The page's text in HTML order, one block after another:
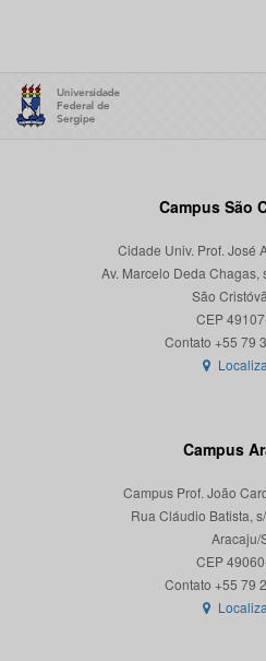
Campus São
Cidade Univ. Prof. José
Av. Marcelo Deda Chagas,
São
CEP
Campus
Campus Prof. João
Rua Cláudio Batista,
Aracaju/
CEP